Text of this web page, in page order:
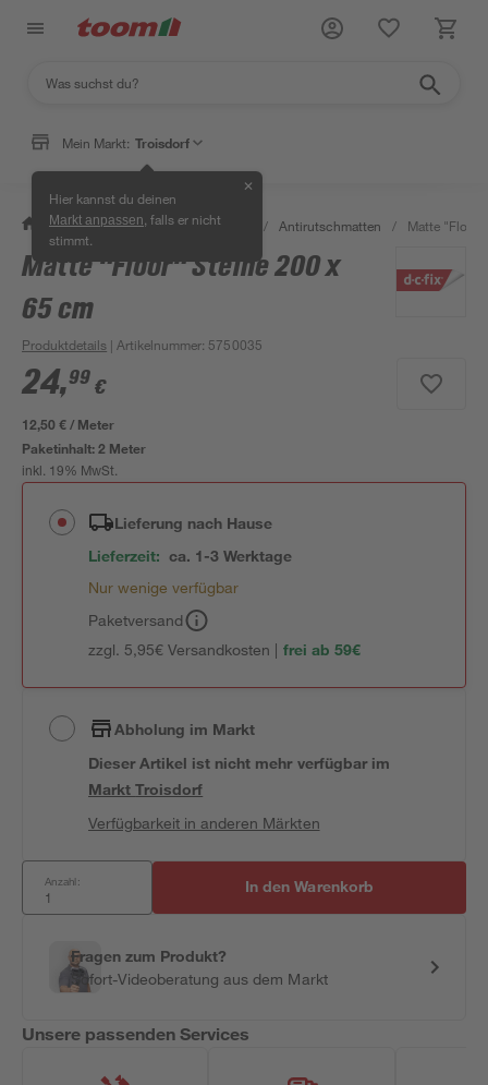
Mein Markt: Troisdorf
Hier kannst du deinen
Markt anpassen , falls er nicht
stimmt.
✕
/ Bad & Sanitär / Badsicherheit / Antirutschmatten / Matte
Matte "Floor" Steine 200 x
65 cm
Produktdetails | Artikelnummer: 5750035
24,99 €
12,50 € / Meter
Paketinhalt:2 Meter
inkl. 19% MwSt.
Lieferung nach Hause
Lieferzeit: ca. 1-3 Werktage
Nur wenige verfügbar
Paketversand
zzgl. 5,95€ Versandkosten | frei ab 59€
Abholung im Markt
Dieser Artikel ist nicht mehr verfügbar im
MarktTroisdorf
Verfügbarkeit in anderen Märkten
Anzahl: In den Warenkorb
Fragen zum Produkt?
Sofort-Videoberatung aus dem Markt
Unsere passenden Services